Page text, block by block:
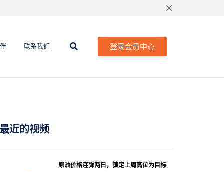
联系我们 登录会员中心
最近的视频
原油价格连弹两日，锁定上周高位为目标